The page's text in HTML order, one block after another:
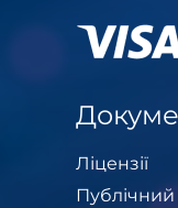
Ліцензії
Публічний